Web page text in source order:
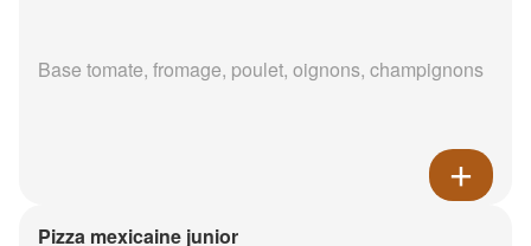
Base tomate, fromage, poulet, oignons, champignons
Pizza mexicaine junior